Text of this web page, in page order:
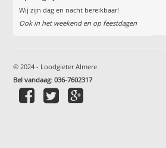
Wij zijn dag en nacht bereikbaar!
Ook in het weekend en op feestdagen
© 2024 - Loodgieter Almere
Bel vandaag:036-7602317